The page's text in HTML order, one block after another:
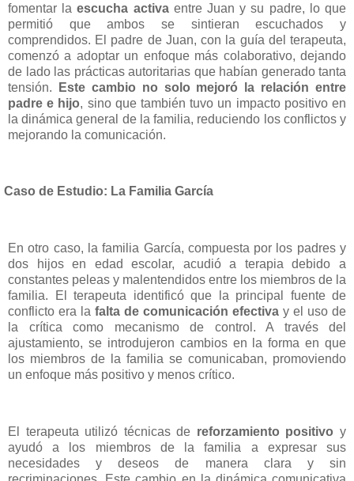
fomentar laescucha activaentre Juan y su padre, lo que
permitió que ambos se sintieran escuchados y
comprendidos. El padre de Juan, con la guía del terapeuta,
comenzó a adoptar un enfoque más colaborativo, dejando
de lado las prácticas autoritarias que habían generado tanta
tensión.
Este cambio no solo mejoró la relación entre
padre e hijo, sino que también tuvo un impacto positivo en
la dinámica general de la familia, reduciendo los conflictos y
mejorando la comunicación.
Caso de Estudio: La Familia García
En otro caso, la familia García, compuesta por los padres y
dos hijos en edad escolar, acudió a terapia debido a
constantes peleas y malentendidos entre los miembros de la
familia. El terapeuta identificó que la principal fuente de
conflicto era la falta de comunicación efectiva y el uso de
la crítica como mecanismo de control. A través del
ajustamiento, se introdujeron cambios en la forma en que
los miembros de la familia se comunicaban, promoviendo
un enfoque más positivo y menos crítico.
El terapeuta utilizó técnicas de reforzamiento positivo y
ayudó a los miembros de la familia a expresar sus
necesidades y deseos de manera clara y sin